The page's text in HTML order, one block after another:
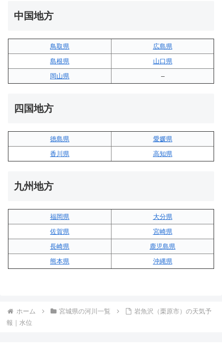
中国地方
鳥取県
広島県
島根県
山口県
岡山県
–
四国地方
徳島県
愛媛県
香川県
高知県
九州地方
福岡県
大分県
佐賀県
宮崎県
長崎県
鹿児島県
熊本県
沖縄県
ホーム 宮城県の河川一覧
岩魚沢（栗原市）の天気予
報｜水位